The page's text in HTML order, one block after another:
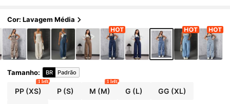
Cor: Lavagem Média
Tamanho: BR Padrão
PP(XS)
1 left
P(S) M (M)
1 left
G (L) GG (XL)